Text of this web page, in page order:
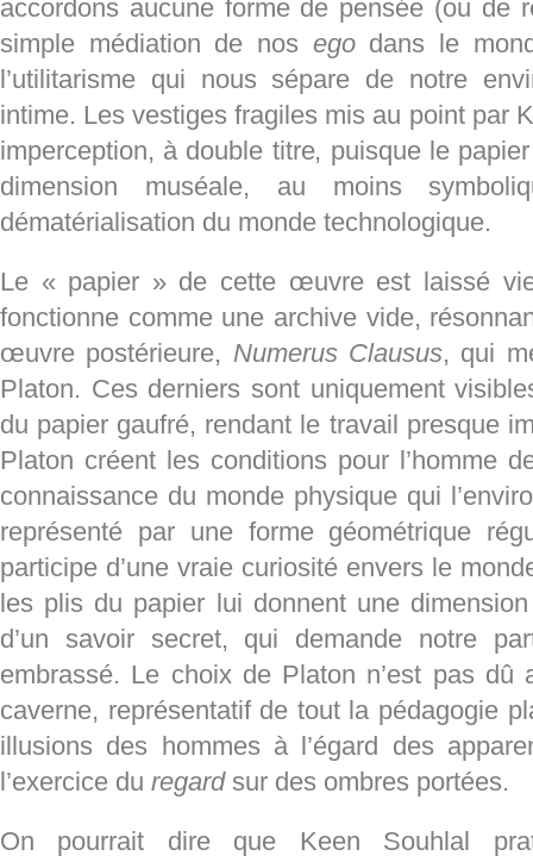
accordons aucune forme de pensée (ou de
simple médiation de nos ego dans le
l’utilitarisme qui nous sépare de notre
intime. Les vestiges fragiles mis au point par
imperception, à double titre, puisque le
dimension muséale, au moins
dématérialisation du monde technologique.
Le « papier » de cette œuvre est laissé
fonctionne comme une archive vide,
œuvre postérieure, Numerus Clausus, qui
Platon. Ces derniers sont uniquement
du papier gaufré, rendant le travail presque
Platon créent les conditions pour l’homme
connaissance du monde physique qui
représenté par une forme géométrique
participe d’une vraie curiosité envers le
les plis du papier lui donnent une
d’un savoir secret, qui demande notre
embrassé. Le choix de Platon n’est pas
caverne, représentatif de tout la pédagogie
illusions des hommes à l’égard des
l’exercice du regardsur des ombres portées.
On pourrait dire que Keen Souhlal